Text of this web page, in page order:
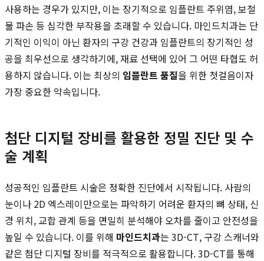
사용하는 경우가 있지만, 이는 장기적으로 임플란트 주위염, 보철
물 파손 등 심각한 부작용을 초래할 수 있습니다. 마인드치과는 단
기적인 이익이 아닌 환자의 구강 건강과 임플란트의 장기적인 성
공을 최우선으로 생각하기에, 재료 선택에 있어 그 어떤 타협도 허
용하지 않습니다. 이는 최상의 임플란트 품질을 위한 첫걸음이자
가장 중요한 약속입니다.
첨단 디지털 장비를 활용한 정밀 진단 및 수
술 계획
성공적인 임플란트 시술은 정확한 진단에서 시작됩니다. 사람의
눈이나 2D 엑스레이만으로는 파악하기 어려운 환자의 뼈 상태, 신
경 위치, 교합 관계 등을 면밀히 분석해야 오차를 줄이고 안전성을
높일 수 있습니다. 이를 위해 마인드치과는 3D-CT, 구강 스캐너와
같은 첨단 디지털 장비를 적극적으로 활용합니다. 3D-CT를 통해